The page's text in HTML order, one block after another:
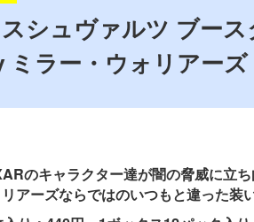
シュヴァルツ ブー
ミラー・ウォリアーズ
のキャラクター達が闇の脅威に立
アーズならではのいつもと違った